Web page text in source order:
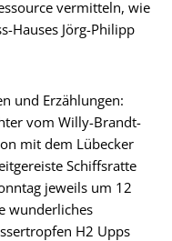
vermitteln, wie
Hauses Jörg-Philipp
und Erzählungen:
vom Willy-Brandt-
mit dem Lübecker
Schiffsratte
jeweils um 12
wunderliches
H2 Upps